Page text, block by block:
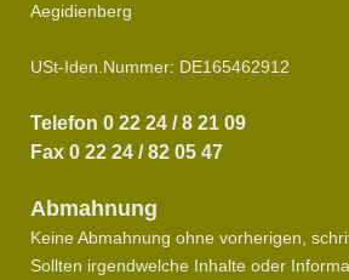
Aegidienberg
USt-Iden.Nummer: DE165462912
Telefon 0 22 24 / 8 21 09
Fax 0 22 24 / 82 05 47
Abmahnung
Keine Abmahnung ohne vorherigen,
Sollten irgendwelche Inhalte oder